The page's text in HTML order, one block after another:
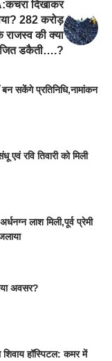
दिखाकर
282 करोड़
राजस्व की क्या
डकैती….?
सकेंगे प्रतिनिधि,नामांकन
रवि तिवारी को मिली
लाश मिली,पूर्व प्रेमी
अवसर?
हॉस्पिटल: कमर में